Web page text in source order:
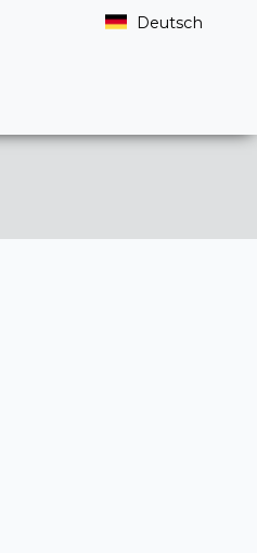
Deutsch